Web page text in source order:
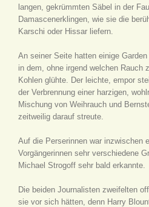
langen, gekrümmten Säbel in der
Damascenerklingen, wie sie die
Karschi oder Hissar liefern.
An seiner Seite hatten einige
in dem, ohne irgend welchen Rauch
Kohlen glühte. Der leichte, empor
der Verbrennung einer harzigen,
Mischung von Weihrauch und
zeitweilig darauf streute.
Auf die Perserinnen war inzwischen
Vorgängerinnen sehr verschiedene
Michael Strogoff sehr bald erkannte.
Die beiden Journalisten zweifelten
sie vor sich hätten, denn Harry